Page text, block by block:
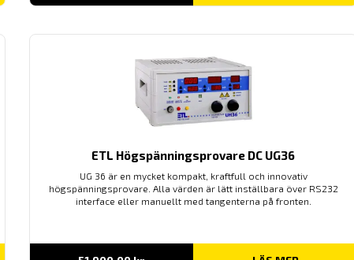
ETL Högspänningsprovare DC UG36
UG 36 är en mycket kompakt, kraftfull och innovativ
högspänningsprovare. Alla värden är lätt inställbara över RS232
interface eller manuellt med tangenterna på fronten.